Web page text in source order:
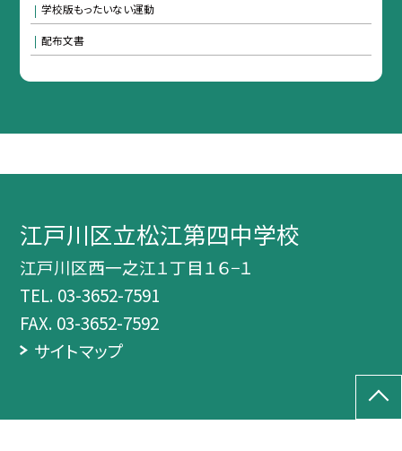
学校版もったいない運動
配布文書
江戸川区立松江第四中学校
江戸川区西一之江１丁目１６−１
TEL. 03-3652-7591
FAX. 03-3652-7592
サイトマップ